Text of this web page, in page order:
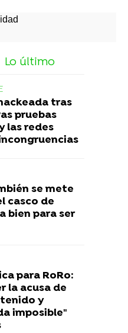
Lo último
tras
pruebas
las redes
se mete
casco de
bien para ser
para RoRo:
la acusa de
y
imposible"